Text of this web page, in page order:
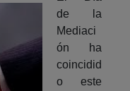
de la
Mediaci
ón ha
coincidid
o este